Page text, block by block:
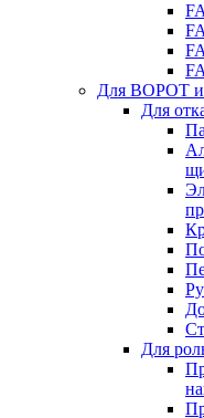
Для ВОРОТ
Для
Для